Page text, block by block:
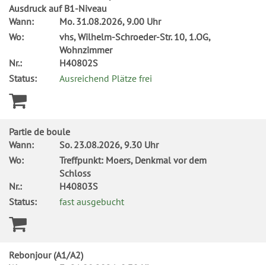
Ausdruck auf B1-Niveau
Wann:
Mo.31.08.2026, 9.00 Uhr
Wo:
vhs, Wilhelm-Schroeder-Str. 10, 1.OG,
Wohnzimmer
Nr.:
H40802S
Status:
Ausreichend Plätze frei
Partie de boule
Wann:
So.23.08.2026, 9.30 Uhr
Wo:
Treffpunkt: Moers, Denkmal vor dem
Schloss
Nr.:
H40803S
Status:
fast ausgebucht
Rebonjour (A1/A2)